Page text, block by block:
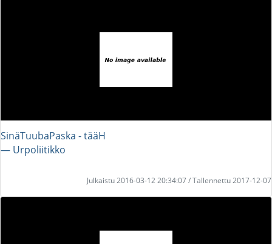
SinäTuubaPaska - tääH
― Urpoliitikko
Julkaistu 2016-03-12 20:34:07 / Tallennettu 2017-12-07